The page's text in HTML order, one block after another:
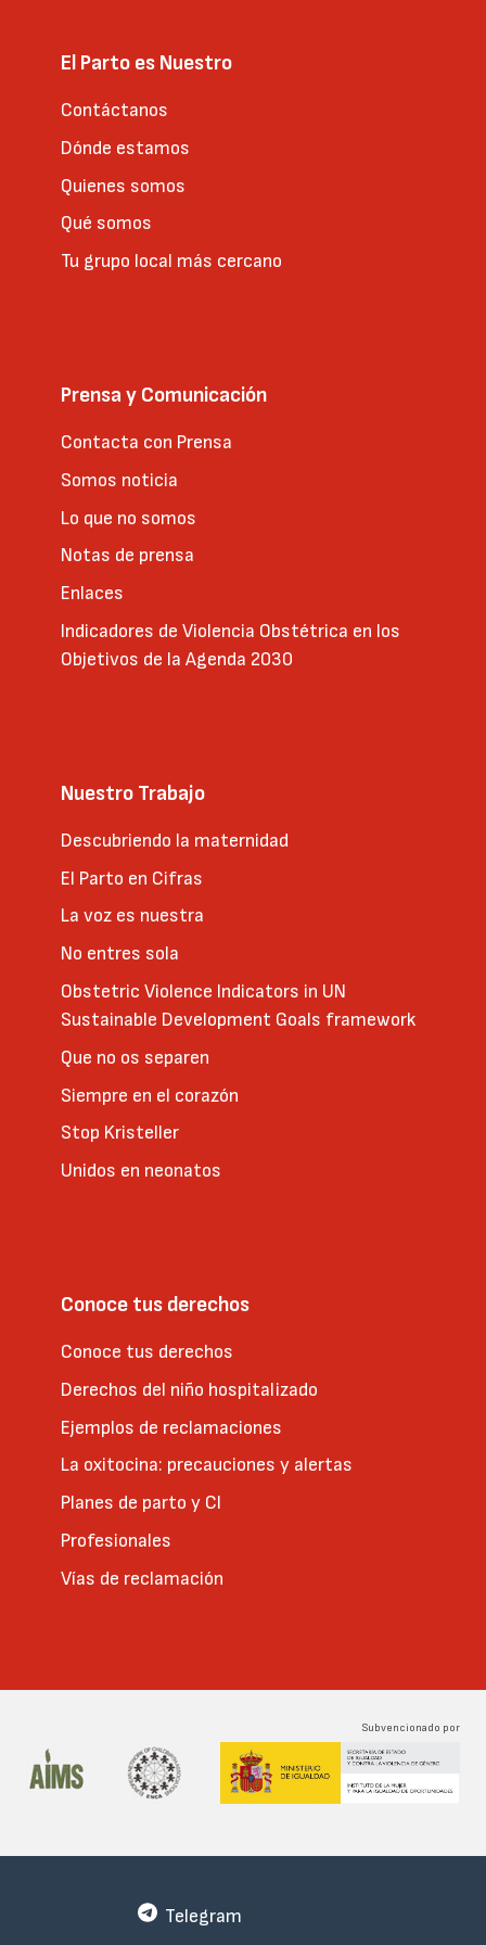
El Parto es Nuestro
Contáctanos
Dónde estamos
Quienes somos
Qué somos
Tu grupo local más cercano
Prensa y Comunicación
Contacta con Prensa
Somos noticia
Lo que no somos
Notas de prensa
Enlaces
Indicadores de Violencia Obstétrica en los
Objetivos de la Agenda 2030
Nuestro Trabajo
Descubriendo la maternidad
El Parto en Cifras
La voz es nuestra
No entres sola
Obstetric Violence Indicators in UN
Sustainable Development Goals framework
Que no os separen
Siempre en el corazón
Stop Kristeller
Unidos en neonatos
Conoce tus derechos
Conoce tus derechos
Derechos del niño hospitalizado
Ejemplos de reclamaciones
La oxitocina: precauciones y alertas
Planes de parto y CI
Profesionales
Vías de reclamación
Subvencionado por
Telegram